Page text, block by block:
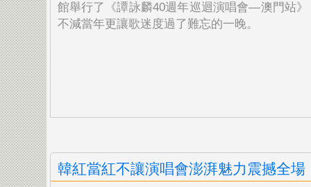
館舉行了
《譚詠麟40週年巡迴演唱會—澳門站》
不減當年更讓歌迷度過了難忘的一晚。
韓紅當紅不讓演唱會澎湃魅力震撼全場